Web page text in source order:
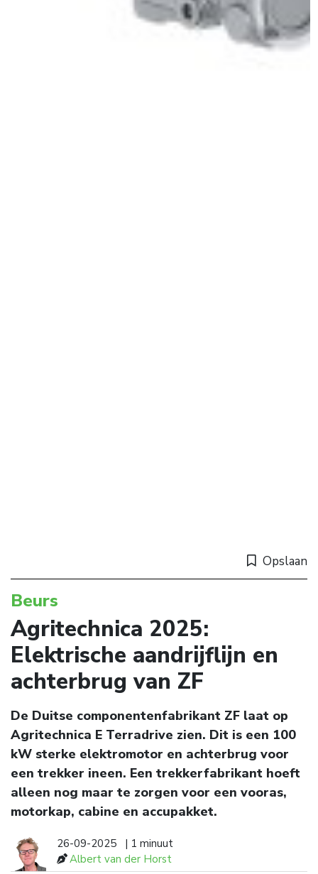
Opslaan
Beurs
Agritechnica 2025:
Elektrische aandrijflijn en
achterbrug van ZF
De Duitse componentenfabrikant ZF laat op
Agritechnica E Terradrive zien. Dit is een 100
kW sterke elektromotor en achterbrug voor
een trekker ineen. Een trekkerfabrikant hoeft
alleen nog maar te zorgen voor een vooras,
motorkap, cabine en accupakket.
26-09-2025
| 1 minuut
Albert van der Horst